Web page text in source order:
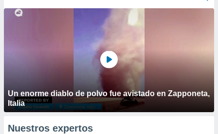
Un enorme diablo de polvo fue avistado en Zapponeta,
Italia
Nuestros expertos